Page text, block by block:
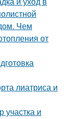
Чем
от
лиатриса и
участка и